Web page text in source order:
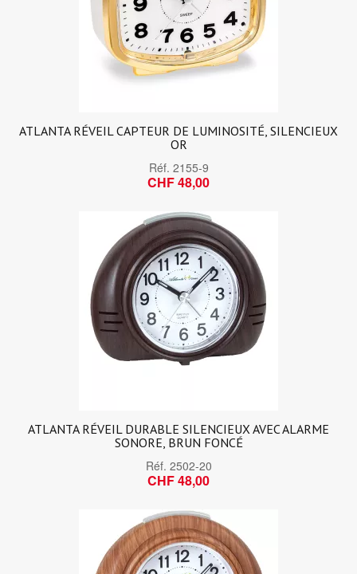
ATLANTA RÉVEIL CAPTEUR DE LUMINOSITÉ, SILENCIEUX
OR
Réf. 2155-9
CHF 48,00
ATLANTA RÉVEIL DURABLE SILENCIEUX AVEC ALARME
SONORE, BRUN FONCÉ
Réf. 2502-20
CHF 48,00